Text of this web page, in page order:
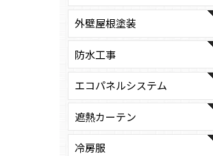
外壁屋根塗装
防水工事
エコパネルシステム
遮熱カーテン
冷房服